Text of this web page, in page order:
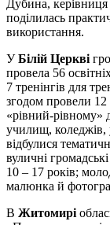
Дубина,
поділилась
використання.
УБілій Церкві
провела 56
7 тренінгів для
згодом провели 12
«рівний-рівному»
училищ, коледжів,
відбулися
вуличні
10 – 17 років;
малюнка й
В Житомирі